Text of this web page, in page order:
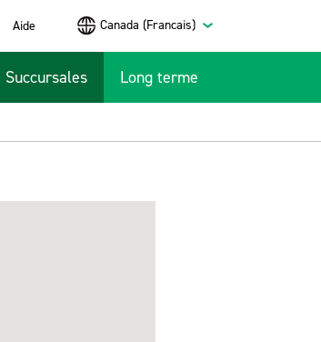
Aide Canada (Francais)
Succursales Long terme